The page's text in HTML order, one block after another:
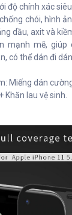
độ chính xác
chói, hình
dầu, axit và
mạnh mẽ, giúp
có thể dán đi
Miếng dán
Khăn lau vệ sinh.